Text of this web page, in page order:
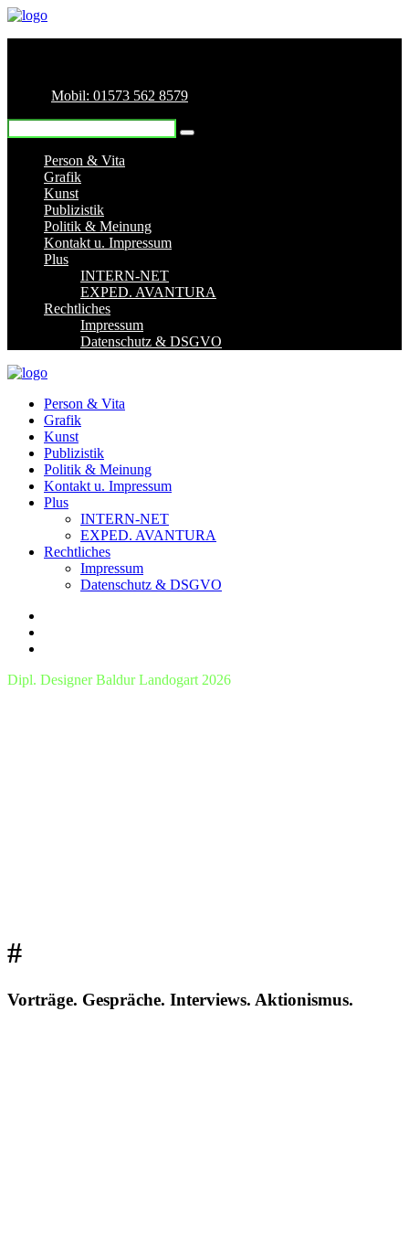
Mobil: 01573 562 8579
Person & Vita
Grafik
Kunst
Publizistik
Politik & Meinung
Kontakt u. Impressum
Plus
INTERN-NET
EXPED. AVANTURA
Rechtliches
Impressum
Datenschutz & DSGVO
Person & Vita
Grafik
Kunst
Publizistik
Politik & Meinung
Kontakt u. Impressum
Plus
INTERN-NET
EXPED. AVANTURA
Rechtliches
Impressum
Datenschutz & DSGVO
Dipl. Designer Baldur Landogart 2026
#
Vorträge. Gespräche. Interviews. Aktionismus.